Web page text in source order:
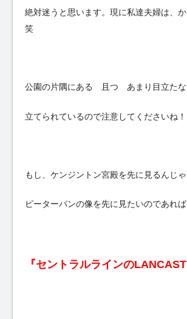
絶対迷うと思います。現に私達夫婦は、
笑
公園の片隅にある 且つ あまり目立たな
立てられているので注意してくださいね！
もし、ケンジントン宮殿を先に見るんじゃ
ピーターパンの像を先に見たいのであれば
『セントラルラインの